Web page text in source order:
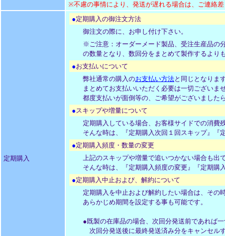
※不慮の事情により、発送が遅れる場合は、ご連絡
定期購入
●定期購入の御注文方法
御注文の際に、お申し付け下さい。
※ご注意：オーダーメード製品、受注生産品の
の数量となり、数回分をまとめて製作するより
●お支払いについて
弊社通常の購入のお支払い方法と同じとなりま
まとめてお支払いいただく必要は一切ございま
都度支払いが面倒等の、ご希望がございました
●スキップや増量について
定期購入している場合、お客様サイドでの消費
そんな時は、『定期購入次回１回スキップ』『
●定期購入頻度・数量の変更
上記のスキップや増量で追いつかない場合も出
そんな時は、『定期購入頻度の変更』『定期購
●定期購入中止および、解約について
定期購入を中止および解約したい場合は、その
あらかじめ期間を設定する事も可能です。
●既製の在庫品の場合、次回分発送前であれば
次回分発送後に最終発送済み分をキャンセル